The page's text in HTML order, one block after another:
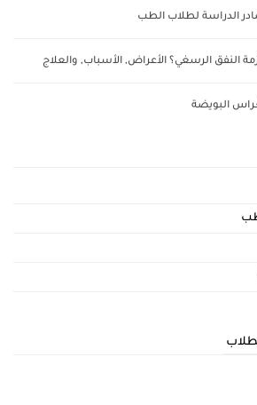
الدراسة لطلاب الطب
النفق الرسغي؟ الأعراض, الأسباب, والعلاج
البويضة